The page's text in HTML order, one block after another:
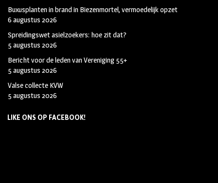
Buxusplanten in brand in Biezenmortel, vermoedelijk opzet
6 augustus 2026
Spreidingswet asielzoekers: hoe zit dat?
5 augustus 2026
Bericht voor de leden van Vereniging 55+
5 augustus 2026
Valse collecte KVW
5 augustus 2026
LIKE ONS OP FACEBOOK!